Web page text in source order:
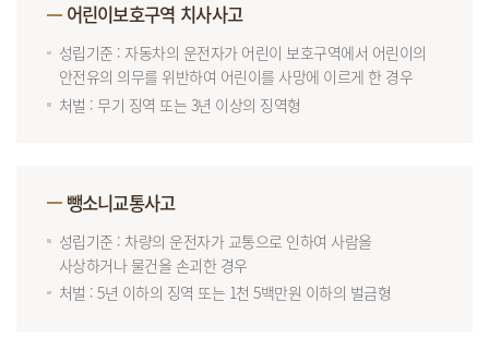
어린이보호구역 치사사고
성립기준 : 자동차의 운전자가 어린이 보호구역에서 어린이의
안전유의 의무를 위반하여 어린이를 사망에 이르게 한 경우
처벌 : 무기 징역 또는 3년 이상의 징역형
뺑소니교통사고
성립기준 : 차량의 운전자가 교통으로 인하여 사람을
사상하거나 물건을 손괴한 경우
처벌 : 5년 이하의 징역 또는 1천 5백만원 이하의 벌금형